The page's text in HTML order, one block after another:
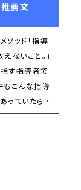
推薦文
ソッド「指導
えないこと。」
す指導者で
もこんな指導
っていたら…